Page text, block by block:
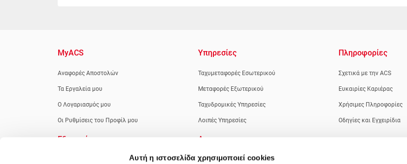
Αυτή η ιστοσελίδα χρησιμοποιεί cookies
MyACS
Αναφορές Αποστολών
Τα Εργαλεία μου
Ο Λογαριασμός μου
Οι Ρυθμίσεις του Προφίλ μου
Υπηρεσίες
Ταχυμεταφορές Εσωτερικού
Μεταφορές Εξωτερικού
Ταχυδρομικές Υπηρεσίες
Λοιπές Υπηρεσίες
Πληροφορίες
Σχετικά με την ACS
Ευκαιρίες Καριέρας
Χρήσιμες Πληροφορίες
Οδηγίες και Εγχειρίδια
Εξυπηρέτηση Apps